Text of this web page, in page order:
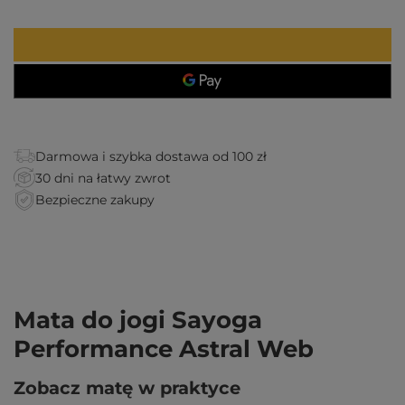
Darmowa i szybka dostawa od 100 zł
30 dni na łatwy zwrot
Bezpieczne zakupy
Mata do jogi Sayoga
Performance Astral Web
Zobacz matę w praktyce